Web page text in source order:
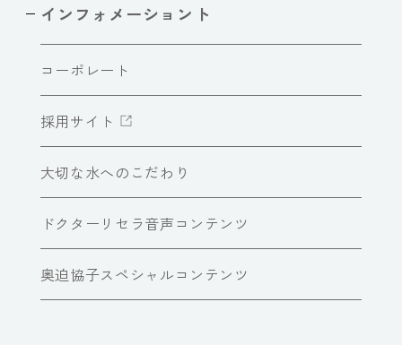
インフォメーショント
コーポレート
採用サイト
大切な水へのこだわり
ドクターリセラ音声コンテンツ
奥迫協子スペシャルコンテンツ